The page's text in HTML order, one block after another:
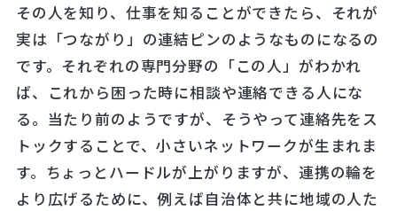
その人を知り、仕事を知ることができたら、それが
実は「つながり」の連結ピンのようなものになるの
です。それぞれの専門分野の「この人」がわかれ
ば、これから困った時に相談や連絡できる人にな
る。当たり前のようですが、そうやって連絡先をス
トックすることで、小さいネットワークが生まれま
す。ちょっとハードルが上がりますが、連携の輪を
より広げるために、例えば自治体と共に地域の人た